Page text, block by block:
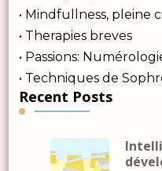
• Mindfullness, pleine
• Therapies breves
• Passions:
• Techniques de
Recent Posts